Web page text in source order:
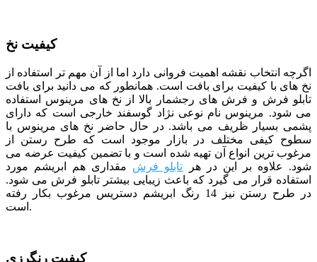
کیفیت نخ
اگرچه انتخاب نقشه اهمیت فروانی دارد اما از آن مهم تر استفاده از
نخ های با کیفیت برای بافت است. همانطور که می دانید برای بافت
تابلو فرش و فرش های رجشمار بالا از نخ های مرینوس استفاده
می شود. مرینوس نام نوعی نژاد گوسفند خارجی است که دارای
پشمی بسیار ظریف می باشد. در حال حاضر نخ های مرینوس با
سطوح کیفی مختلف در بازار موجود است که طرح رستن از
مرغوب ترین انواع آن تهیه شده است و با تضمین کیفیت عرضه می
شود. علاوه بر این در هر تابلو فرش مقداری هم ابریشم مورد
استفاده قرار می گیرد که باعث زیبایی بیشتر تابلو فرش می شود.
در طرح رستن نیز 14 رنگ ابریشم دستریس مرغوب بکار رفته
است.
کیفیت رنگرزی